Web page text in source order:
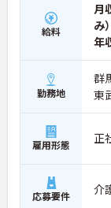
給料
月
み）
年
勤務地
群
東
雇用形態 正
応募要件 介